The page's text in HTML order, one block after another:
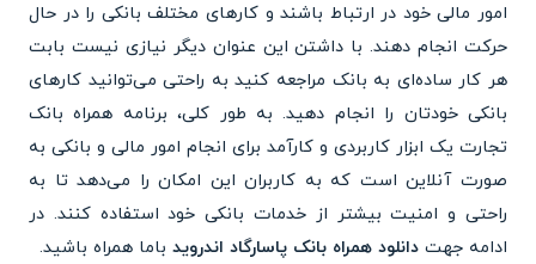
امور مالی خود در ارتباط باشند و کارهای مختلف بانکی را در حال
حرکت انجام دهند. با داشتن این عنوان دیگر نیازی نیست بابت
هر کار ساده‌ای به بانک مراجعه کنید به راحتی می‌توانید کارهای
بانکی خودتان را انجام دهید. به طور کلی، برنامه همراه بانک
تجارت یک ابزار کاربردی و کارآمد برای انجام امور مالی و بانکی به
صورت آنلاین است که به کاربران این امکان را می‌دهد تا به
راحتی و امنیت بیشتر از خدمات بانکی خود استفاده کنند. در
ادامه جهت دانلود همراه بانک پاسارگاد اندروید باما همراه باشید.